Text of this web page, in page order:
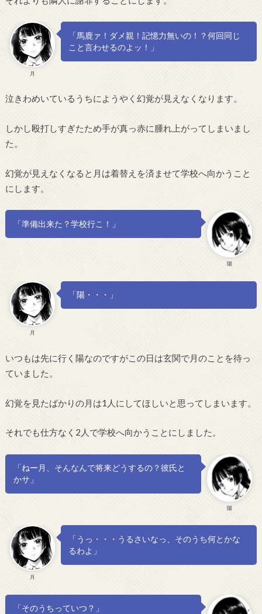
月
「馬鹿ァ！ダメ親！記憶力無いの！？何回同じ
こと言わせるのよッ！」
泣きわめいているうちにようやく幻覚が見えなくなります。
しかし殴打しすぎたため手が真っ赤に腫れ上がってしまいまし
た。
幻覚が見えなくなると月は着替えを済ませて学校へ向かうこと
にします。
陽
「準備出来た？学校行こ！」
月
「陽・・・」
いつもは先に行く陽なのですがこの日は玄関で月のことを待っ
ていました。
幻覚を見たばかりの月は1人にしてほしいと思ってしまいます。
それでも仕方なく2人で学校へ向かうことにしました。
陽
「ねー月、そんなんで将来どうするの？彼氏と
かサ」
月
「うっ・・・うるさいなっ、そのうち何とかな
るわよ」
「そのうちっていつ？」